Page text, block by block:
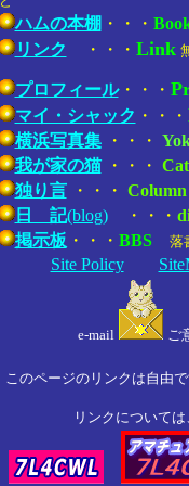
ハムの本棚 ・・・
リンク ・・・ Link
プロフィール・・・
マイ・シャック ・・・
横浜写真集・・・
我が家の猫・・・ Cat
独り言・・・ Column
日 記(blog)・・・
掲示板 ・・・ BBS 落
Site Policy
e-mail ご
このページのリンクは自由
リンクについては